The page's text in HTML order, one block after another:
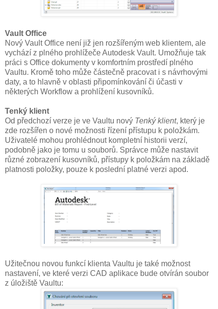
Vault Office
Nový Vault Office není již jen rozšířeným web klientem, ale
vychází z plného prohlížeče Autodesk Vault. Umožňuje tak
práci s Office dokumenty v komfortním prostředí plného
Vaultu. Kromě toho může částečně pracovat i s návrhovými
daty, a to hlavně v oblasti připomínkování či účasti v
některých Workflow a prohlížení kusovníků.
Tenký klient
Od předchozí verze je ve Vaultu nový Tenký klient, který je
zde rozšířen o nové možnosti řízení přístupu k položkám.
Uživatelé mohou prohlédnout kompletní historii verzí,
podobně jako je tomu u souborů. Správce může nastavit
různé zobrazení kusovníků, přístupy k položkám na základě
platnosti položky, pouze k poslední platné verzi apod.
Užitečnou novou funkcí klienta Vaultu je také možnost
nastavení, ve které verzi CAD aplikace bude otvírán soubor
z úložiště Vaultu: